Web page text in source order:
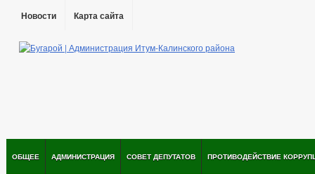
Новости Карта сайта
ОБЩЕЕ АДМИНИСТРАЦИЯ СОВЕТ ДЕПУТАТОВ ПРОТИВОДЕЙСТВИЕ